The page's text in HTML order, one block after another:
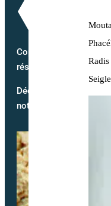
Radis
Seigle
Copyright @2026
réservés – Réalisé par
Découvrez notre blog et
notre actualité